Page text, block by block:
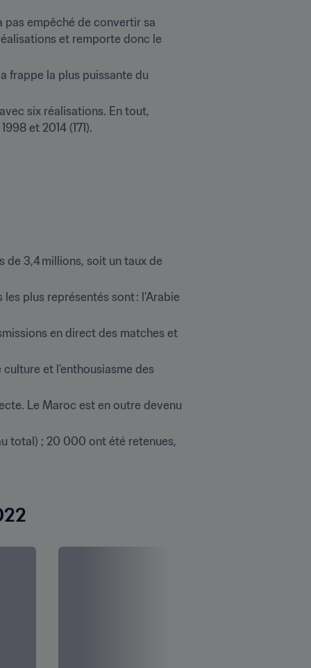
pas empêché de convertir sa
et remporte donc le
frappe la plus puissante du
six réalisations. En tout,
et 2014 (171).
de 3,4 millions, soit un taux de
plus représentés sont : l’Arabie
en direct des matches et
et l’enthousiasme des
Le Maroc est en outre devenu
total) ; 20 000 ont été retenues,